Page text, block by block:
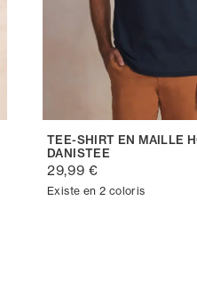
TEE-SHIRT EN MAILLE
DANISTEE
29,99 €
Existe en 2 coloris